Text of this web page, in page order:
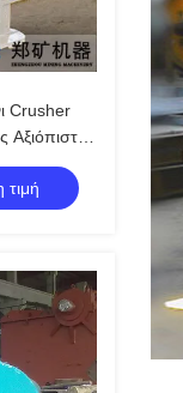
Crusher
τιμή